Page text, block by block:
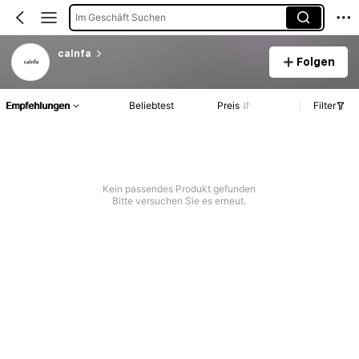
Im Geschäft Suchen
calnfa
Folgen
Empfehlungen Beliebtest Preis Filter
Kein passendes Produkt gefunden
Bitte versuchen Sie es erneut.